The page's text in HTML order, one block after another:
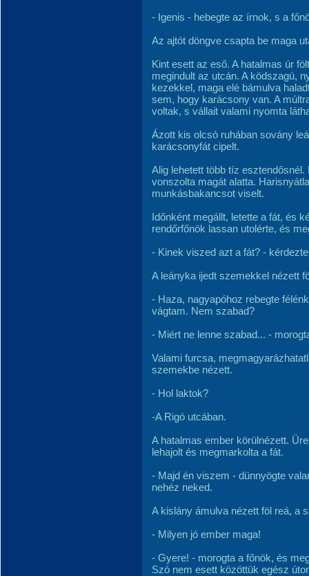
- Igenis - hebegte az írnok, s a
Az ajtót döngve csapta be maga
Kint esett az eső. A hatalmas úr
megindult az utcán. A ködszagú,
kezekkel, maga elé bámulva
sem, hogy karácsony van. A
voltak, s vállait valami nyomta
Ázott kis olcsó ruhában sovány
karácsonyfát cipelt.
Alig lehetett több tíz
vonszolta magát alatta.
munkásbakancsot viselt.
Időnként megállt, letette a fát, és
rendőrfőnök lassan utolérte, és
- Kinek viszed azt a fát? -
A leányka ijedt szemekkel nézett
- Haza, nagyapóhoz rebegte
vágtam. Nem szabad?
- Miért ne lenne szabad... -
Valami furcsa,
szemekbe nézett.
- Hol laktok?
-A Rigó utcában.
A hatalmas ember körülnézett.
lehajolt és megmarkolta a fát.
- Majd én viszem - dünnyögte
nehéz neked.
A kislány ámulva nézett föl reá, a
- Milyen jó ember maga!
- Gyere! - morogta a főnök, és
Szó nem esett közöttük egész